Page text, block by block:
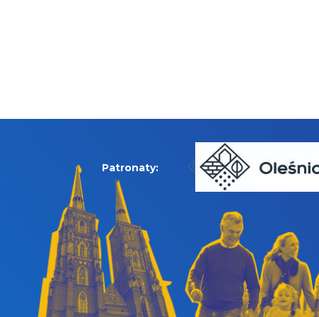
Patronaty: